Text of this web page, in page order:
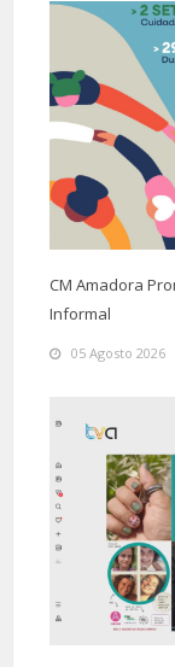
CM Amadora
Informal
05 Agosto 2026